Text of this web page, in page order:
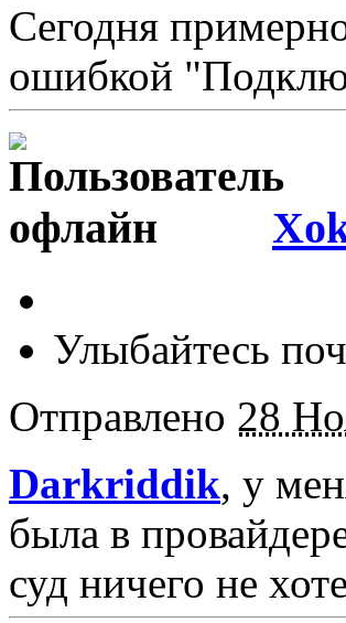
Сегодня
ошибкой
Улыбайтесь
Отправлено 28
Darkriddik, у
была в
суд ничего не